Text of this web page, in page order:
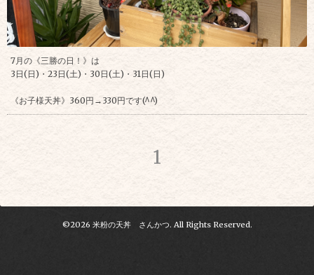
7月の《三勝の日！》は
3日(日)・23日(土)・30日(土)・31日(日)
《お子様天丼》360円→330円です(^^)
1
©2026 米粉の天丼 さんかつ. All Rights Reserved.